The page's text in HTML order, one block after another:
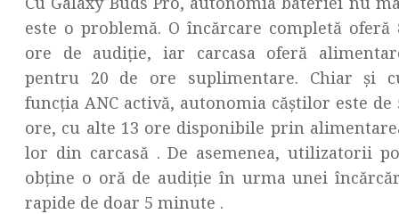
este o problemă. O încărcare completă oferă
ore de audiție, iar carcasa oferă
pentru 20 de ore suplimentare. Chiar și
funcția ANC activă, autonomia căștilor este de
ore, cu alte 13 ore disponibile prin
lor din carcasă . De asemenea, utilizatorii
obține o oră de audiție în urma unei
rapide de doar 5 minute .